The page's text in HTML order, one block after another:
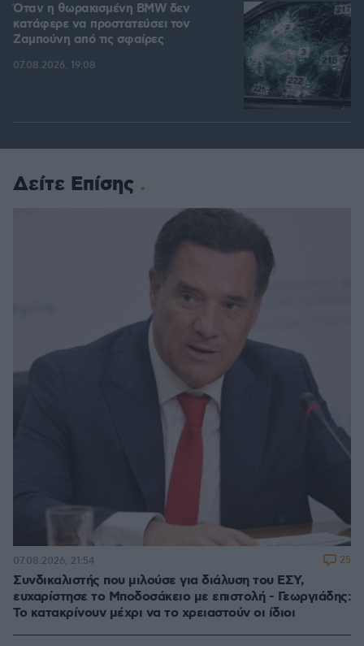
Όταν η θωρακισμένη BMW δεν
κατάφερε να προστατεύσει τον
Ζαμπούνη από τις σφαίρες
07.08.2026, 19:08
Δείτε Επίσης
Συνδικαλιστής που μιλούσε για διάλυση του ΕΣΥ,
ευχαρίστησε το Μποδοσάκειο με επιστολή - Γεωργιάδης:
Το κατακρίνουν μέχρι να το χρειαστούν οι ίδιοι
07.08.2026, 21:54 25